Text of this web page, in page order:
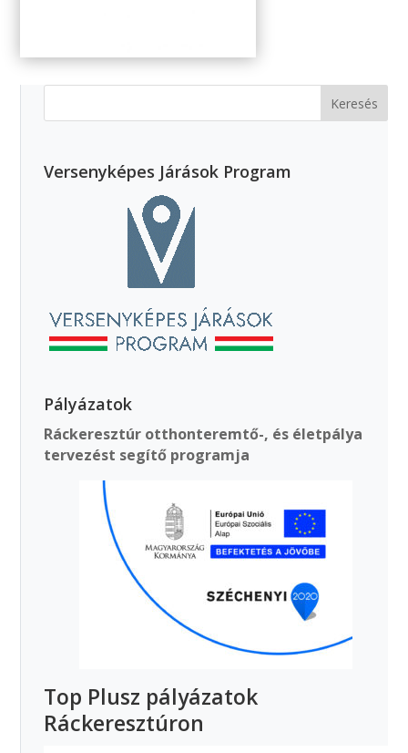
Versenyképes Járások Program
Pályázatok
Ráckeresztúr otthonteremtő-, és életpálya
tervezést segítő programja
Top Plusz pályázatok
Ráckeresztúron